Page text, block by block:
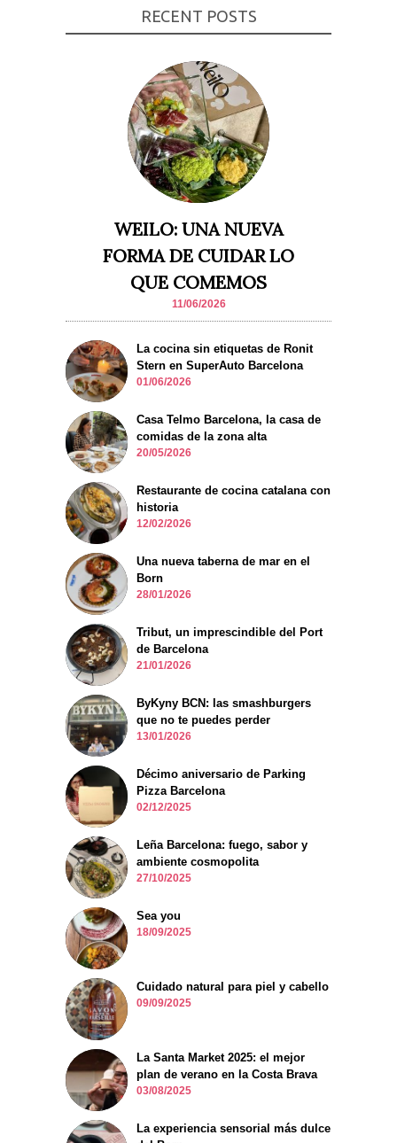
RECENT POSTS
WEILO: UNA NUEVA
FORMA DE CUIDAR LO
QUE COMEMOS
11/06/2026
La cocina sin etiquetas de Ronit
Stern en SuperAuto Barcelona
01/06/2026
Casa Telmo Barcelona, la casa de
comidas de la zona alta
20/05/2026
Restaurante de cocina catalana con
historia
12/02/2026
Una nueva taberna de mar en el
Born
28/01/2026
Tribut, un imprescindible del Port
de Barcelona
21/01/2026
ByKyny BCN: las smashburgers
que no te puedes perder
13/01/2026
Décimo aniversario de Parking
Pizza Barcelona
02/12/2025
Leña Barcelona: fuego, sabor y
ambiente cosmopolita
27/10/2025
Sea you
18/09/2025
Cuidado natural para piel y cabello
09/09/2025
La Santa Market 2025: el mejor
plan de verano en la Costa Brava
03/08/2025
La experiencia sensorial más dulce